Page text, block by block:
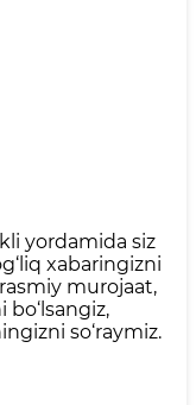
yordamida siz
xabaringizni
murojaat,
so‘raymiz.